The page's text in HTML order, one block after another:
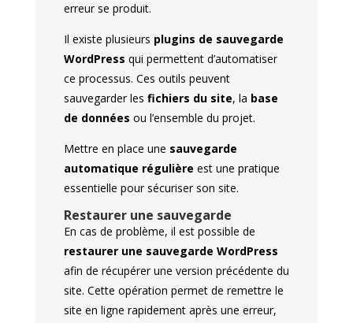
erreur se produit.
Il existe plusieurs plugins de sauvegarde
WordPress qui permettent d’automatiser
ce processus. Ces outils peuvent
sauvegarder les fichiers du site, la base
de données ou l’ensemble du projet.
Mettre en place une sauvegarde
automatique régulière est une pratique
essentielle pour sécuriser son site.
Restaurer une sauvegarde
En cas de problème, il est possible de
restaurer une sauvegarde WordPress
afin de récupérer une version précédente du
site. Cette opération permet de remettre le
site en ligne rapidement après une erreur,